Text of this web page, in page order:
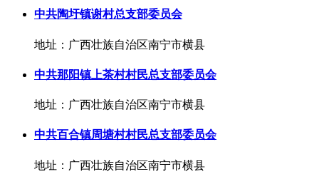
中共陶圩镇谢村总支部委员会
地址：广西壮族自治区南宁市横县
中共那阳镇上茶村村民总支部委员会
地址：广西壮族自治区南宁市横县
中共百合镇周塘村村民总支部委员会
地址：广西壮族自治区南宁市横县